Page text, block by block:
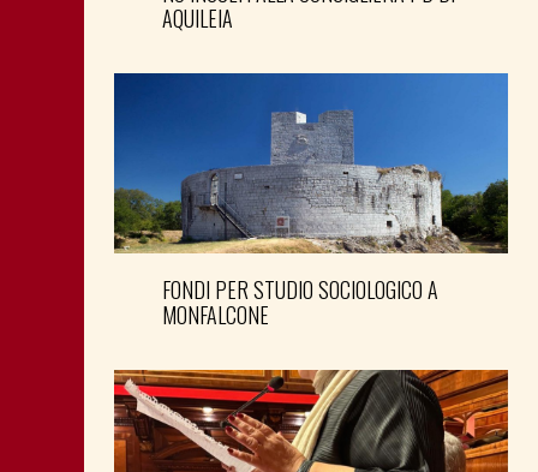
AQUILEIA
FONDI PER STUDIO SOCIOLOGICO A
MONFALCONE